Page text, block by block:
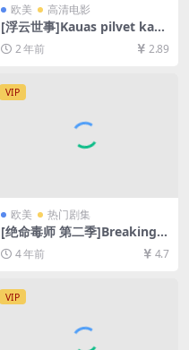
欧美 高清电影
[浮云世事]Kauas pilvet kark
aavat (1996)[百度网盘+夸克
网盘1080P超清未删减资源]
[网盘在线播放/下载][MP4/6.
3GB][中文字幕]
2 年前 2.89
VIP
欧美 热门剧集
[绝命毒师 第二季]Breaking B
ad Season 2 (2009)[百度网
盘+夸克网盘1080P超清未删
[MP4/37GB][中英字幕]
4 年前 4.7
VIP